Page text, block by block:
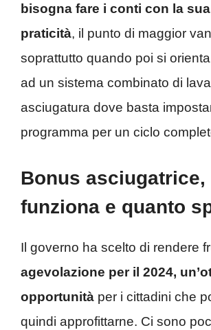
bisogna fare i conti con la
praticità, il punto di maggior
soprattutto quando poi si orienta
ad un sistema combinato di
asciugatura dove basta
programma per un ciclo
Bonus asciugatrice,
funziona e quanto
Il governo ha scelto di rendere
agevolazione per il 2024,
opportunità per i cittadini che
quindi approfittarne. Ci sono